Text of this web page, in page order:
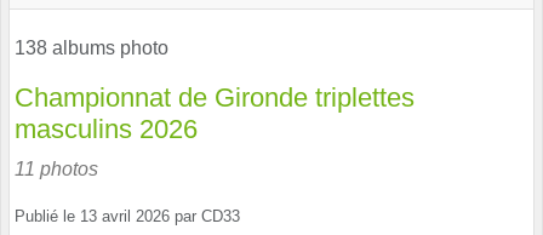
138 albums photo
Championnat de Gironde triplettes
masculins 2026
11 photos
Publié le 13 avril 2026 par CD33